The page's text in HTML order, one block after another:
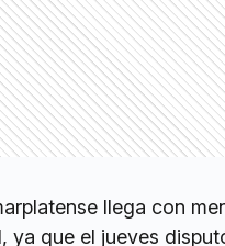
llega con
ya que el jueves